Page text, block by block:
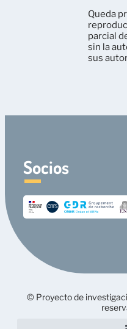
Queda
parcial
sin la
sus
Socios
© Proyecto de